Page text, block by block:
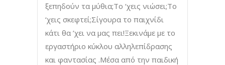
ξεπηδούν τα μύθια;To ‘χεις νιώσει;Το
‘χεις σκεφτεί;Σίγουρα το παιχνίδι
κάτι θα ’χει να μας πει!Ξεκινάμε με το
εργαστήριο κύκλου αλληλεπίδρασης
και φαντασίας .Μέσα από την παιδική